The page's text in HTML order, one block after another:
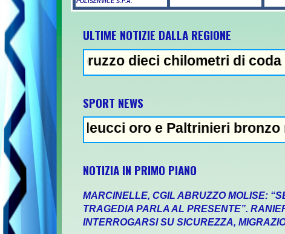
ULTIME NOTIZIE DALLA REGIONE
dieci chilometri di coda - Uccide la
SPORT NEWS
oro e Paltrinieri bronzo nella 5
NOTIZIA IN PRIMO PIANO
MARCINELLE, CGIL ABRUZZO MOLISE:
TRAGEDIA PARLA AL PRESENTE”.
INTERROGARSI SU SICUREZZA,
NEWS IN